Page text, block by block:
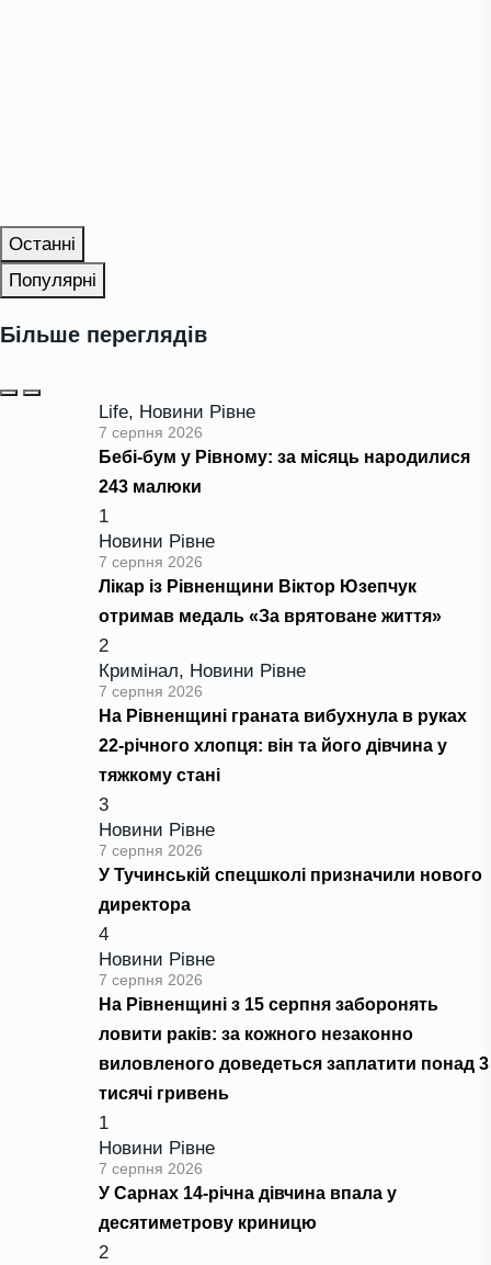
Останні
Популярні
Більше переглядів
Life, Новини Рівне
7 серпня 2026
Бебі-бум у Рівному: за місяць народилися
243 малюки
1
Новини Рівне
7 серпня 2026
Лікар із Рівненщини Віктор Юзепчук
отримав медаль «За врятоване життя»
2
Кримінал, Новини Рівне
7 серпня 2026
На Рівненщині граната вибухнула в руках
22-річного хлопця: він та його дівчина у
тяжкому стані
3
Новини Рівне
7 серпня 2026
У Тучинській спецшколі призначили нового
директора
4
Новини Рівне
7 серпня 2026
На Рівненщині з 15 серпня заборонять
ловити раків: за кожного незаконно
виловленого доведеться заплатити понад 3
тисячі гривень
1
Новини Рівне
7 серпня 2026
У Сарнах 14-річна дівчина впала у
десятиметрову криницю
2